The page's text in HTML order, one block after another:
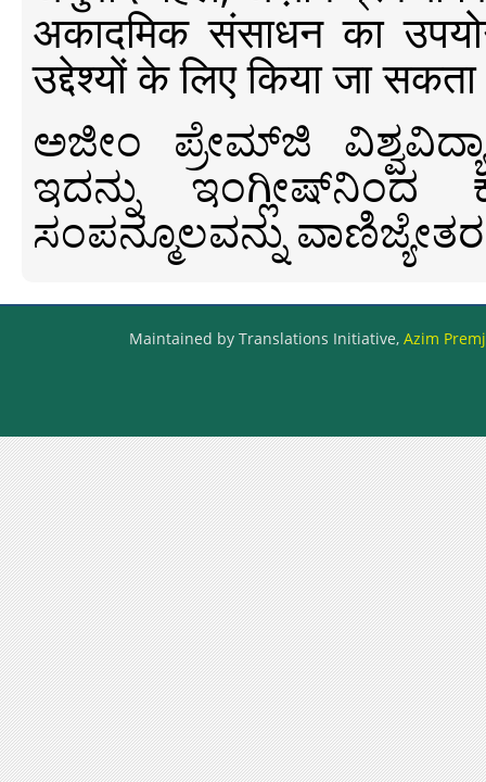
अकादमिक संसाधन का
उद्देश्यों के लिए किया जा
ಅಜೀಂ ಪ್ರೇಮ್‍ಜಿ
ಇದನ್ನು ಇಂಗ್ಲೀಷ್‍ನಿಂದ
ಸಂಪನ್ಮೂಲವನ್ನು
Maintained by Translations Initiative, Azim